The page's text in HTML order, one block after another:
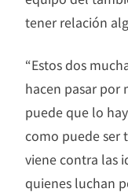
tener relación
“Estos dos
hacen pasar por
puede que lo
como puede ser
viene contra las
quienes luchan